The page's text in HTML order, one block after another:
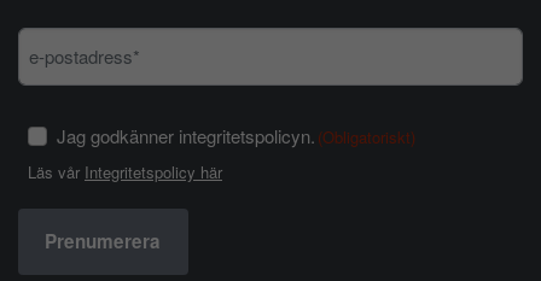
Jag godkänner integritetspolicyn. (Obligatoriskt)
Läs vår Integritetspolicy här